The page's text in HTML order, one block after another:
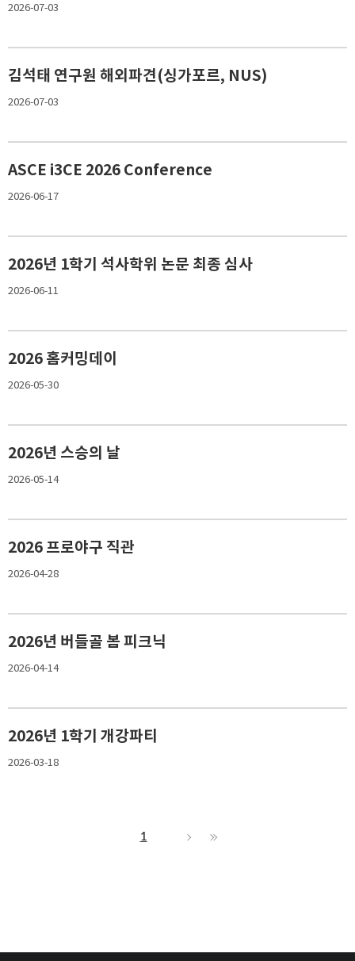
2026-07-03
김석태 연구원 해외파견(싱가포르, NUS)
2026-07-03
ASCE i3CE 2026 Conference
2026-06-17
2026년 1학기 석사학위 논문 최종 심사
2026-06-11
2026 홈커밍데이
2026-05-30
2026년 스승의 날
2026-05-14
2026 프로야구 직관
2026-04-28
2026년 버들골 봄 피크닉
2026-04-14
2026년 1학기 개강파티
2026-03-18
1